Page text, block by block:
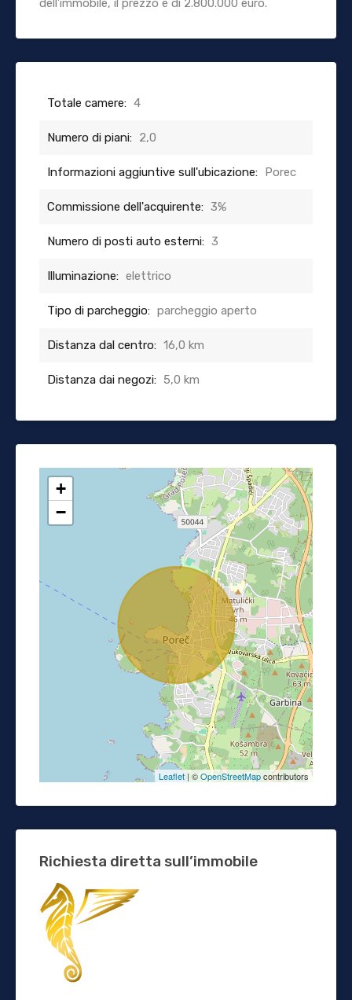
dell’immobile, il prezzo è di 2.800.000 euro.
Totale camere: 4
Numero di piani: 2,0
Informazioni aggiuntive sull'ubicazione: Porec
Commissione dell'acquirente: 3%
Numero di posti auto esterni: 3
Illuminazione: elettrico
Tipo di parcheggio: parcheggio aperto
Distanza dal centro: 16,0 km
Distanza dai negozi: 5,0 km
+
−
Leaflet| ©OpenStreetMapcontributors
Richiesta diretta sull’immobile